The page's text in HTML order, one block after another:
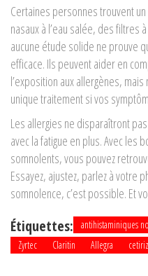
Certaines personnes trouvent
nasaux à l’eau salée, des filtres
aucune étude solide ne prouve
efficace. Ils peuvent aider en
l’exposition aux allergènes,
unique traitement si vos
Les allergies ne disparaîtront
avec la fatigue en plus. Avec les
somnolents, vous pouvez
Essayez, ajustez, parlez à votre
somnolence, c’est possible. Et
Étiquettes: antihistaminiques
Zyrtec
Claritin Allegra